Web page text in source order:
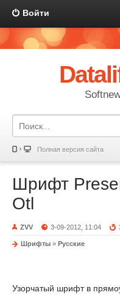
Войти
Полная версия сайта
Шрифт
Otl
ZVV 3-09-2012, 11:04
Шрифты » Русские
Узорчатый шрифт в